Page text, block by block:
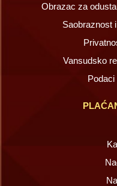
Obrazac za
Saobraznost
Vansudsko